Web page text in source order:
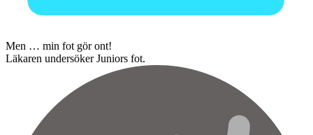
Men … min fot gör ont!
Läkaren undersöker Juniors fot.